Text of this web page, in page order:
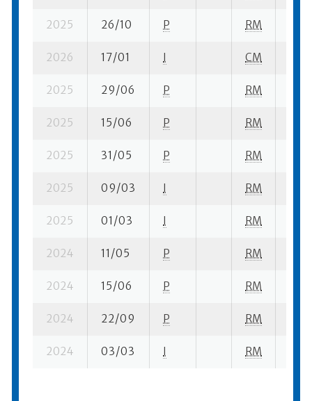
2025 26/10 P RM
2026 17/01 I CM
2025 29/06 P RM
2025 15/06 P RM
2025 31/05 P RM
2025 09/03 I RM
2025 01/03 I RM
2024 11/05 P RM
2024 15/06 P RM
2024 22/09 P RM
2024 03/03 I RM